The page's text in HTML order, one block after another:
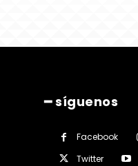
━ síguenos
Facebook
Twitter